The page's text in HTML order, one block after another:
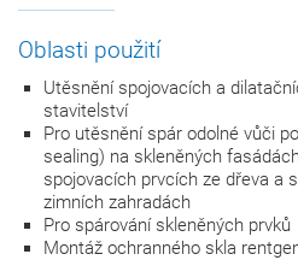
Oblasti použití
Utěsnění spojovacích a
stavitelství
Pro utěsnění spár odolné vůči
sealing) na skleněných
spojovacích prvcích ze dřeva a
zimních zahradách
Pro spárování skleněných prvků
Montáž ochranného skla